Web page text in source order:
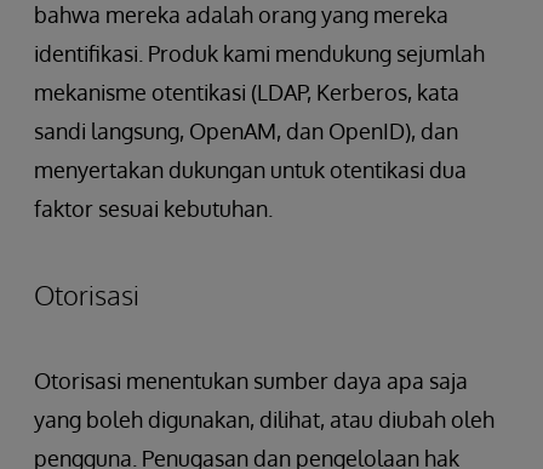
bahwa mereka adalah orang yang mereka
identifikasi. Produk kami mendukung sejumlah
mekanisme otentikasi (LDAP, Kerberos, kata
sandi langsung, OpenAM, dan OpenID), dan
menyertakan dukungan untuk otentikasi dua
faktor sesuai kebutuhan.
Otorisasi
Otorisasi menentukan sumber daya apa saja
yang boleh digunakan, dilihat, atau diubah oleh
pengguna. Penugasan dan pengelolaan hak